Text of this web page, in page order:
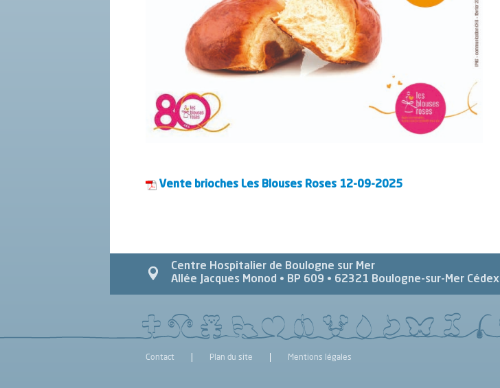
Vente brioches Les Blouses Roses 12-09-2025
Centre Hospitalier de Boulogne sur Mer
Allée Jacques Monod • BP 609 • 62321 Boulogne-sur-Mer Cédex
Contact Plan du site Mentions légales